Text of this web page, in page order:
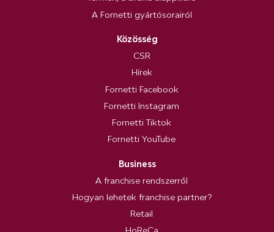
A Fornetti gyártósorairól
Közösség
CSR
Hírek
Fornetti Facebook
Fornetti Instagram
Fornetti Tiktok
Fornetti YouTube
Business
A franchise rendszerről
Hogyan lehetek franchise partner?
Retail